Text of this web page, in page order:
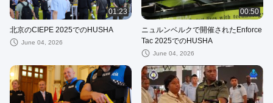
01:23
北京のCIEPE 2025でのHUSHA
June 04, 2026
00:50
ニュルンベルクで開催されたEnforce
Tac 2025でのHUSHA
June 04, 2026